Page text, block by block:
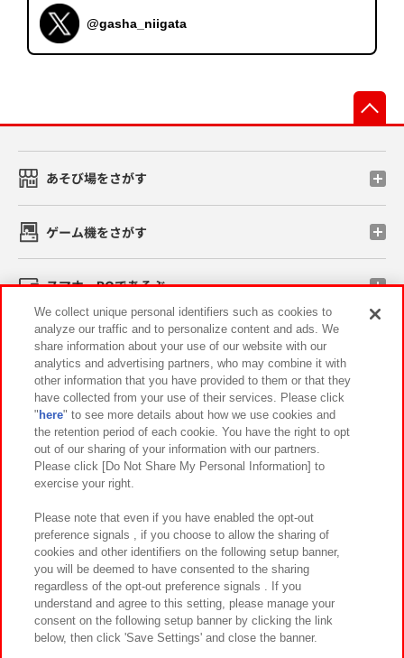
@gasha_niigata
あそび場をさがす
ゲーム機をさがす
スマホ・PCであそぶ
イベント・キャンペーン
関連会社 サステナビリティ サイトポリシー
プライバシーポリシー ウェブアクセシビリティ方針と検証結果
お取引先さまとともに
カスタマーハラスメント対応方針 よくあるご質問・お問い合わせ
©Bandai Namco Amusement Inc.
We collect unique personal identifiers such as cookies to
analyze our traffic and to personalize content and ads. We
share information about your use of our website with our
analytics and advertising partners, who may combine it with
other information that you have provided to them or that they
have collected from your use of their services. Please click
" here" to see more details about how we use cookies and
the retention period of each cookie. You have the right to opt
out of our sharing of your information with our partners.
Please click [Do Not Share My Personal Information] to
exercise your right.
Please note that even if you have enabled the opt-out
preference signals , if you choose to allow the sharing of
cookies and other identifiers on the following setup banner,
you will be deemed to have consented to the sharing
regardless of the opt-out preference signals . If you
understand and agree to this setting, please manage your
consent on the following setup banner by clicking the link
below, then click 'Save Settings' and close the banner.